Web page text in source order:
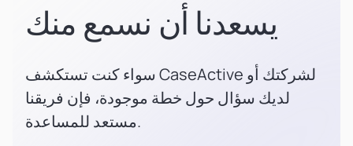
يسعدنا أن نسمع منك
سواء كنت تستكشف CaseActive لشركتك أو
لديك سؤال حول خطة موجودة، فإن فريقنا
مستعد للمساعدة.